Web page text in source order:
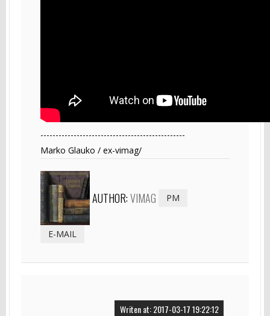
------------------------------------------------
Marko Glauko / ex-vimag/
AUTHOR:VIMAG PM
E-MAIL
Writen at: 2017-03-17 19:22:12